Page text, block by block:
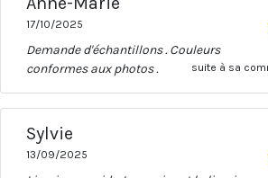
17/10/2025
Demande d'échantillons . Couleurs
conformes aux photos .
suite à sa
Sylvie
13/09/2025